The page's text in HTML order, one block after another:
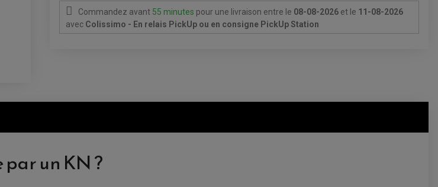
Commandez avant 55 minutes pour une livraison entre le 08-08-2026 et le 11-08-2026
avec Colissimo - En relais PickUp ou en consigne PickUp Station
un KN ?